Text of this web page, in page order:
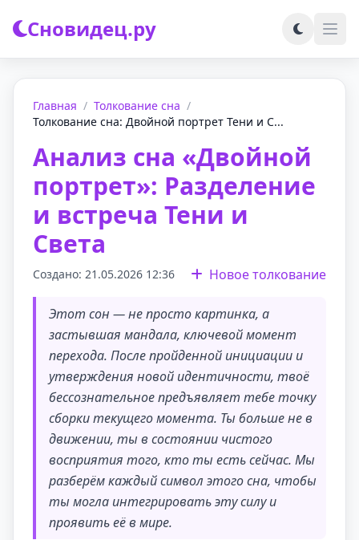
Сновидец.ру
Главная / Толкование сна /
Толкование сна: Двойной портрет Тени и С...
Анализ сна «Двойной
портрет»: Разделение
и встреча Тени и
Света
Создано: 21.05.2026 12:36 Новое толкование
Этот сон — не просто картинка, а
застывшая мандала, ключевой момент
перехода. После пройденной инициации и
утверждения новой идентичности, твоё
бессознательное предъявляет тебе точку
сборки текущего момента. Ты больше не в
движении, ты в состоянии чистого
восприятия того, кто ты есть сейчас. Мы
разберём каждый символ этого сна, чтобы
ты могла интегрировать эту силу и
проявить её в мире.